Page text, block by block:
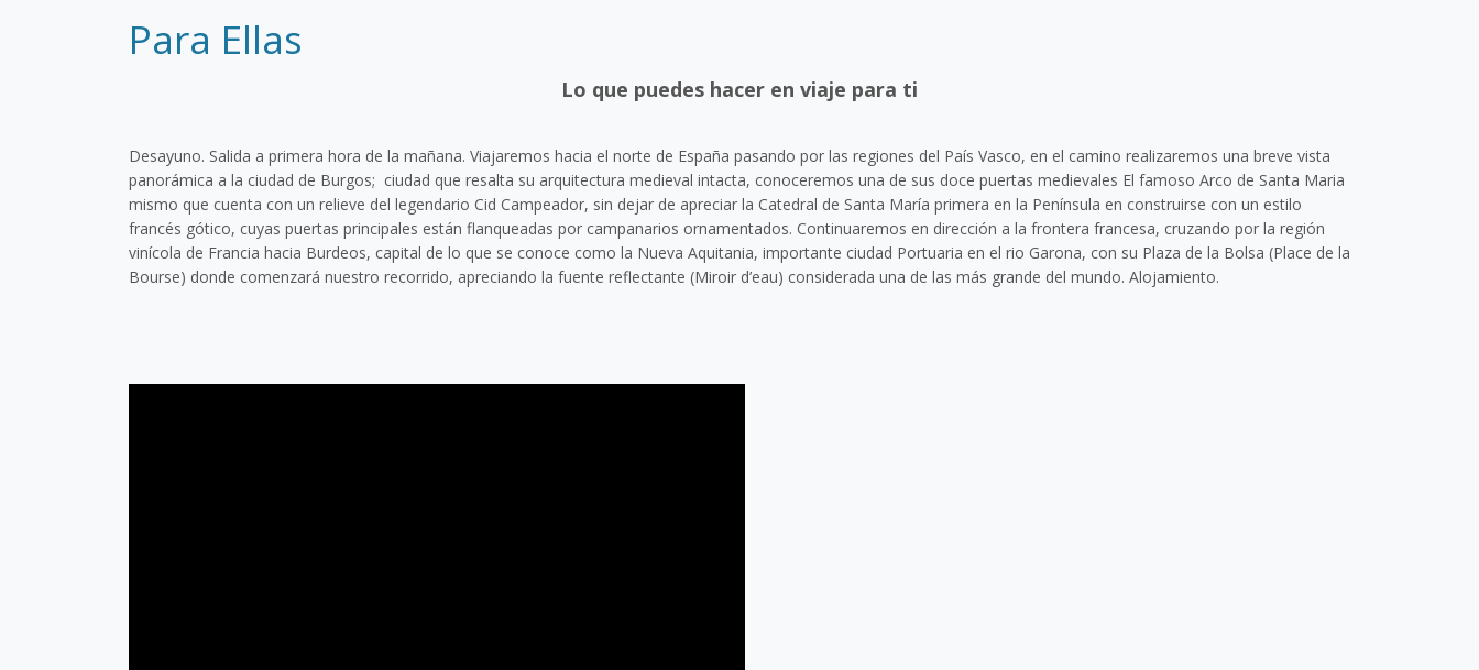
Para Ellas
Lo que puedes hacer en viaje para ti
Desayuno. Salida a primera hora de la mañana. Viajaremos hacia el norte de España pasando por las regiones del País Vasco, en el camino realizaremos una breve vista
panorámica a la ciudad de Burgos; ciudad que resalta su arquitectura medieval intacta, conoceremos una de sus doce puertas medievales El famoso Arco de Santa Maria
mismo que cuenta con un relieve del legendario Cid Campeador, sin dejar de apreciar la Catedral de Santa María primera en la Península en construirse con un estilo
francés gótico, cuyas puertas principales están flanqueadas por campanarios ornamentados. Continuaremos en dirección a la frontera francesa, cruzando por la región
vinícola de Francia hacia Burdeos, capital de lo que se conoce como la Nueva Aquitania, importante ciudad Portuaria en el rio Garona, con su Plaza de la Bolsa (Place de la
Bourse) donde comenzará nuestro recorrido, apreciando la fuente reflectante (Miroir d’eau) considerada una de las más grande del mundo. Alojamiento.